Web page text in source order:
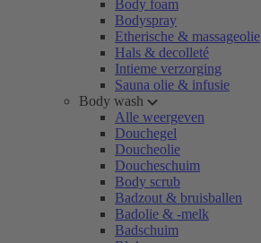
Body foam
Bodyspray
Etherische & massageolie
Hals & decolleté
Intieme verzorging
Sauna olie & infusie
Body wash
Alle weergeven
Douchegel
Doucheolie
Doucheschuim
Body scrub
Badzout & bruisballen
Badolie & -melk
Badschuim